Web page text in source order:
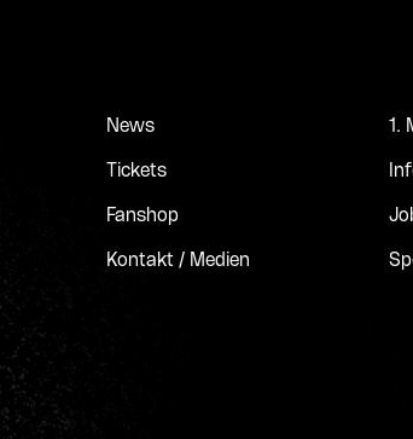
News
Tickets
Fanshop
Kontakt / Medien
1.